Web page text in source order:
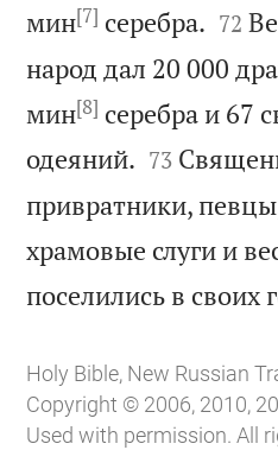
мин[7] серебра. 

72
народ дал 20 000
мин[8] серебра и 67
одеяний. 

73
привратники,
храмовые слуги и
поселились в своих
Holy Bible, New Russian
Copyright © 2006, 2010,
Used with permission. All